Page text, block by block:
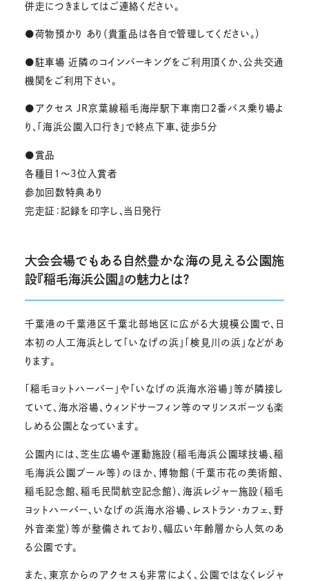
併走につきましてはご連絡ください。
●荷物預かり あり（貴重品は各自で管理してください。）
●駐車場 近隣のコインパーキングをご利用頂くか、公共交通
機関をご利用下さい。
●アクセス JR京葉線稲毛海岸駅下車南口２番バス乗り場よ
り、「海浜公園入口行き」で終点下車、徒歩5分
●賞品
各種目１～3位入賞者
参加回数特典あり
完走証：記録を印字し、当日発行
大会会場でもある自然豊かな海の見える公園施
設『稲毛海浜公園』の魅力とは？
千葉港の千葉港区千葉北部地区に広がる大規模公園で、日
本初の人工海浜として「いなげの浜」「検見川の浜」などがあ
ります。
「稲毛ヨットハーバー」や「いなげの浜海水浴場」等が隣接し
ていて、海水浴場、ウィンドサーフィン等のマリンスポーツも楽
しめる公園となっています。
公園内には、芝生広場や運動施設（稲毛海浜公園球技場、稲
毛海浜公園プール等）のほか、博物館（千葉市花の美術館、
稲毛記念館、稲毛民間航空記念館）、海浜レジャー施設（稲毛
ヨットハーバー、いなげの浜海水浴場、レストラン・カフェ、野
外音楽堂）等が整備されており、幅広い年齢層から人気のあ
る公園です。
また、東京からのアクセスも非常によく、公園ではなくレジャ